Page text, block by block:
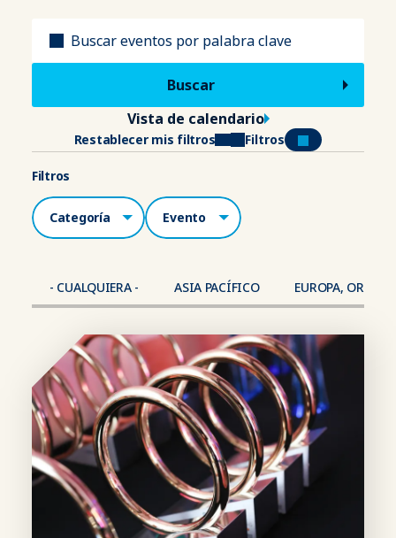
Vista de calendario
Restablecer mis filtros Filtros
Filtros
Categorías Lugar
- CUALQUIERA - ASIA PACÍFICO EUROPA,